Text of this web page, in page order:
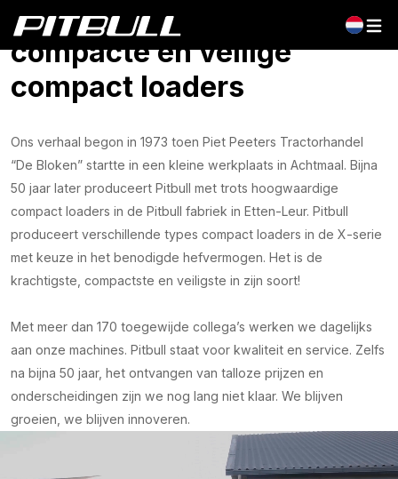
Pitbull - Krachtige,
compacte en veilige
compact loaders
Ons verhaal begon in 1973 toen Piet Peeters Tractorhandel
“De Bloken” startte in een kleine werkplaats in Achtmaal. Bijna
50 jaar later produceert Pitbull met trots hoogwaardige
compact loaders in de Pitbull fabriek in Etten-Leur. Pitbull
produceert verschillende types compact loaders in de X-serie
met keuze in het benodigde hefvermogen. Het is de
krachtigste, compactste en veiligste in zijn soort!
Met meer dan 170 toegewijde collega’s werken we dagelijks
aan onze machines. Pitbull staat voor kwaliteit en service. Zelfs
na bijna 50 jaar, het ontvangen van talloze prijzen en
onderscheidingen zijn we nog lang niet klaar. We blijven
groeien, we blijven innoveren.